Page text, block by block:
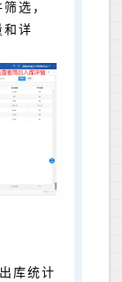
选，
和详
库统计